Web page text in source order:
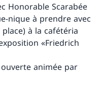
Honorable Scarabée
nique à prendre avec
à la cafétéria
«Friedrich
animée par